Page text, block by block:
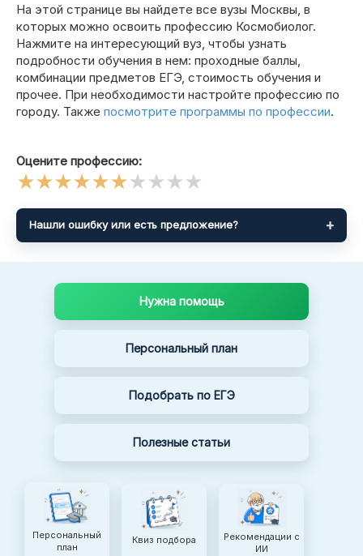
На этой странице вы найдете все вузы Москвы, в
которых можно освоить профессию Космобиолог.
Нажмите на интересующий вуз, чтобы узнать
подробности обучения в нем: проходные баллы,
комбинации предметов ЕГЭ, стоимость обучения и
прочее. При необходимости настройте профессию по
городу. Также посмотрите программы по профессии.
Оцените профессию:
Нашли ошибку или есть предложение?
Нужна помощь
Персональный план
Подобрать по ЕГЭ
Полезные статьи
Персональный
план
Квиз подбора
Рекомендации с
ИИ